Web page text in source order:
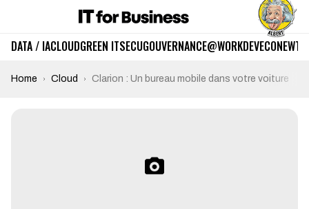
DATA / IACLOUDGREEN ITSECUGOUVERNANCE@WORKDEVECO
Home Cloud Clarion : Un bureau mobile dans votre voiture